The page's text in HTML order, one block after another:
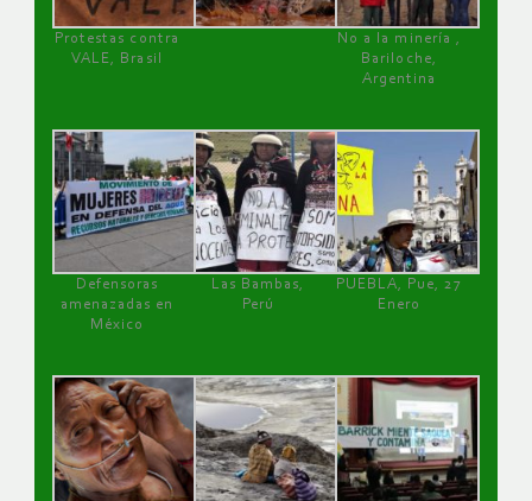
Protestas contra
VALE, Brasil
No a la minería ,
Bariloche,
Argentina
Defensoras
amenazadas en
México
Las Bambas,
Perú
PUEBLA, Pue, 27
Enero